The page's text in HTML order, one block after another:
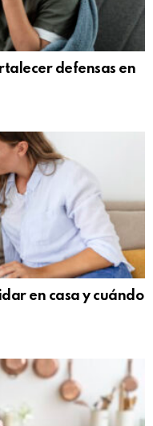
defensas en
en casa y cuándo